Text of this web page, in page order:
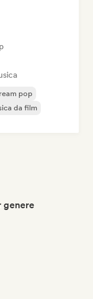
pop
da film
genere